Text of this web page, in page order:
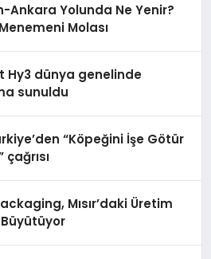
Ankara Yolunda Ne Yenir?
Molası
Hy3 dünya genelinde
sunuldu
“Köpeğini İşe Götür
çağrısı
Mısır’daki Üretim